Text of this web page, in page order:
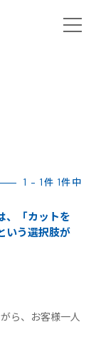
1 - 1件 1件中
、「カットを
いう選択肢が
ら、お客様一人